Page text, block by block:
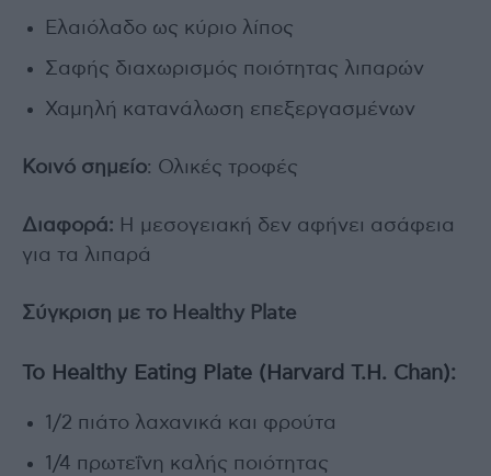
Ελαιόλαδο ως κύριο λίπος
Σαφής διαχωρισμός ποιότητας λιπαρών
Χαμηλή κατανάλωση επεξεργασμένων
Κοινό σημείο: Ολικές τροφές
Διαφορά: Η μεσογειακή δεν αφήνει ασάφεια
για τα λιπαρά
Σύγκριση με το Healthy Plate
Το Healthy Eating Plate (Harvard T.H. Chan):
1/2 πιάτο λαχανικά και φρούτα
1/4 πρωτεΐνη καλής ποιότητας